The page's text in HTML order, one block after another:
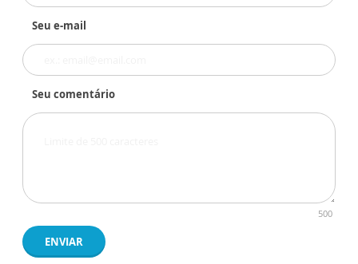
Seu e-mail
Seu comentário
500
ENVIAR